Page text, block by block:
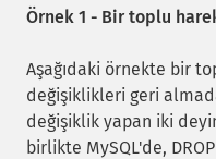
Örnek 1 - Bir toplu
Aşağıdaki örnekte bir
değişiklikleri geri
değişiklik yapan iki
birlikte MySQL'de,